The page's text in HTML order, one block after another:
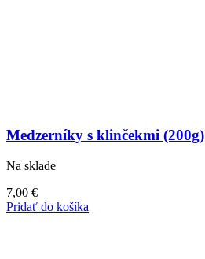
Medzerníky s klinčekmi (200g)
Na sklade
7,00 €
Pridať do košíka